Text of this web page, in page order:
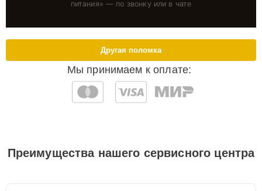
питания» — по звонку или в чате
Мы принимаем к оплате:
Другая поломка
Преимущества нашего сервисного центра